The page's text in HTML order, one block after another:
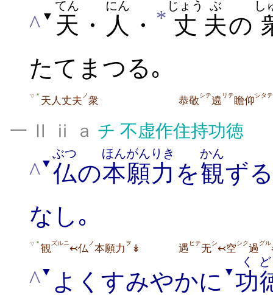
^ ▼ 天
てん
・ 人
にん
・ * 丈
じょう
夫
ぶ
の
し
たてまつる｡
▽ ＊ 天人丈夫 ノ衆 恭敬シテ遶 リテ瞻仰シタ
一 Ⅱ ⅱ ａ チ 不虚作住持功徳
^▼ 仏
ぶつ
の本願力
ほんがんりき
を観
かん
ず
なし｡
▽ ＊ 観ズルニ↢仏 ノ本願力 ヲ ↡ 遇 ヒテ无シ↢空シク過 グル
^▼ よくすみやかに ▼功
く